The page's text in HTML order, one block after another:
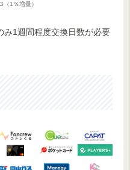
1％増量）
み1週間程度交換日数が必要